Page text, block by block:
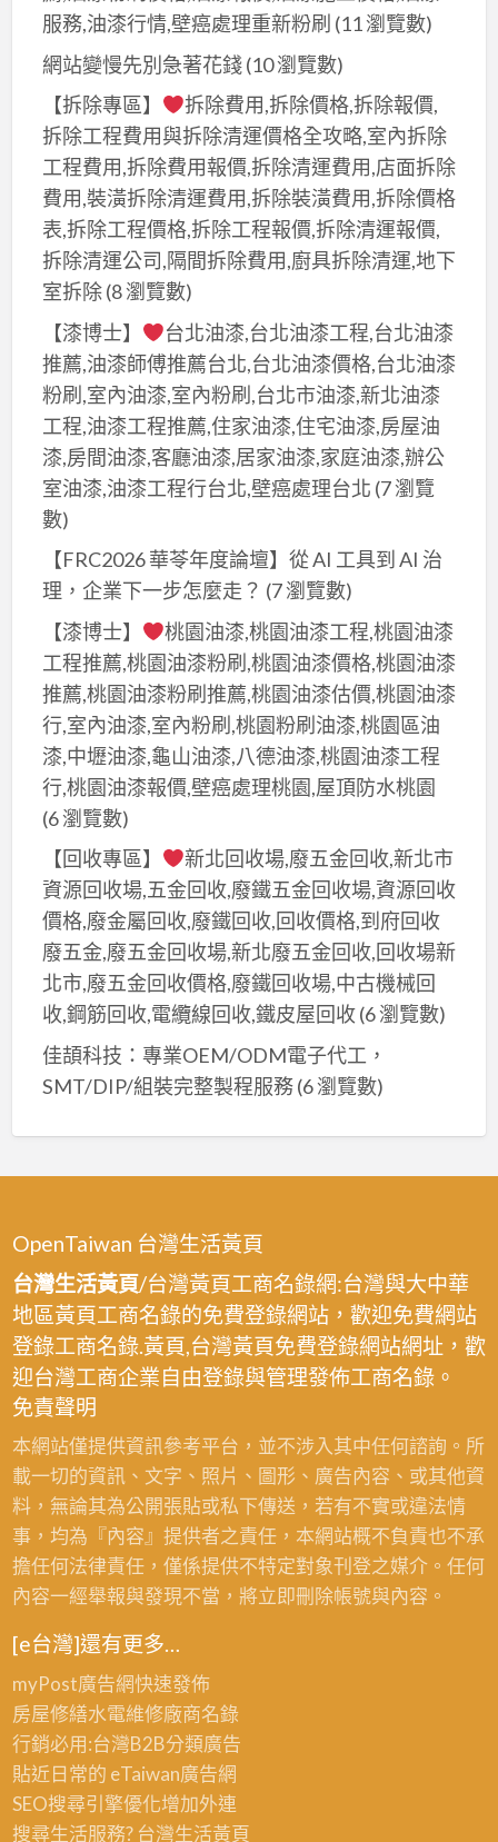
服務,油漆行情,壁癌處理重新粉刷 (11 瀏覽數)
網站變慢先別急著花錢(10 瀏覽數)
【拆除專區】
拆除費用,拆除價格,拆除報價,
拆除工程費用與拆除清運價格全攻略,室內拆除
工程費用,拆除費用報價,拆除清運費用,店面拆除
費用,裝潢拆除清運費用,拆除裝潢費用,拆除價格
表,拆除工程價格,拆除工程報價,拆除清運報價,
拆除清運公司,隔間拆除費用,廚具拆除清運,地下
室拆除(8 瀏覽數)
【漆博士】
台北油漆,台北油漆工程,台北油漆
推薦,油漆師傅推薦台北,台北油漆價格,台北油漆
粉刷,室內油漆,室內粉刷,台北市油漆,新北油漆
工程,油漆工程推薦,住家油漆,住宅油漆,房屋油
漆,房間油漆,客廳油漆,居家油漆,家庭油漆,辦公
室油漆,油漆工程行台北,壁癌處理台北 (7 瀏覽
數)
【FRC2026 華苓年度論壇】從 AI 工具到 AI 治
理，企業下一步怎麼走？ (7 瀏覽數)
【漆博士】
桃園油漆,桃園油漆工程,桃園油漆
工程推薦,桃園油漆粉刷,桃園油漆價格,桃園油漆
推薦,桃園油漆粉刷推薦,桃園油漆估價,桃園油漆
行,室內油漆,室內粉刷,桃園粉刷油漆,桃園區油
漆,中壢油漆,龜山油漆,八德油漆,桃園油漆工程
行,桃園油漆報價,壁癌處理桃園,屋頂防水桃園
(6 瀏覽數)
【回收專區】
新北回收場,廢五金回收,新北市
資源回收場,五金回收,廢鐵五金回收場,資源回收
價格,廢金屬回收,廢鐵回收,回收價格,到府回收
廢五金,廢五金回收場,新北廢五金回收,回收場新
北市,廢五金回收價格,廢鐵回收場,中古機械回
收,鋼筋回收,電纜線回收,鐵皮屋回收(6 瀏覽數)
佳頡科技：專業OEM/ODM電子代工，
SMT/DIP/組裝完整製程服務(6 瀏覽數)
OpenTaiwan 台灣生活黃頁
台灣生活黃頁/台灣黃頁工商名錄網:台灣與大中華
地區黃頁工商名錄的免費登錄網站，歡迎免費網站
登錄工商名錄.黃頁,台灣黃頁免費登錄網站網址，歡
迎台灣工商企業自由登錄與管理發佈工商名錄。
免責聲明
本網站僅提供資訊參考平台，並不涉入其中任何諮詢。所
載一切的資訊、文字、照片、圖形、廣告內容、或其他資
料，無論其為公開張貼或私下傳送，若有不實或違法情
事，均為『內容』提供者之責任，本網站概不負責也不承
擔任何法律責任，僅係提供不特定對象刊登之媒介。任何
內容一經舉報與發現不當，將立即刪除帳號與內容。
[e台灣]還有更多…
myPost廣告網快速發佈
房屋修繕水電維修廠商名錄
行銷必用:台灣B2B分類廣告
貼近日常的 eTaiwan廣告網
SEO搜尋引擎優化增加外連
搜尋生活服務? 台灣生活黃頁